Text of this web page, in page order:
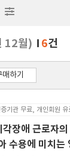
보
기
12월) 6건
매하기
기관 무료, 개인회원 유
장애 근로자
수용에 미치는